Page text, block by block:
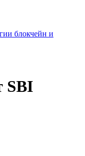
блокчейн и
SBI